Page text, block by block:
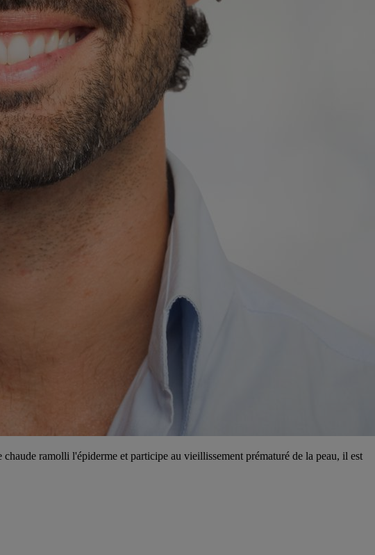
ramolli l'épiderme et participe au vieillissement prématuré de la peau, il est